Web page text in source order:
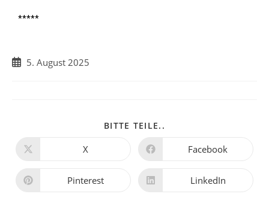
*****
5. August 2025
BITTE TEILE..
X Facebook
Pinterest LinkedIn